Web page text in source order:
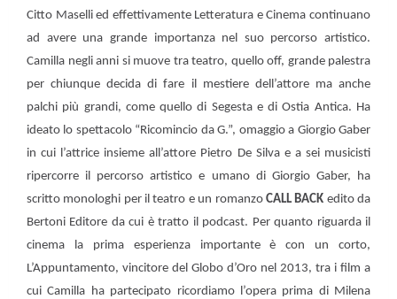
Citto Maselli ed effettivamente Letteratura e Cinema continuano
ad avere una grande importanza nel suo percorso artistico.
Camilla negli anni si muove tra teatro, quello off, grande palestra
per chiunque decida di fare il mestiere dell’attore ma anche
palchi più grandi, come quello di Segesta e di Ostia Antica. Ha
ideato lo spettacolo “Ricomincio da G.”, omaggio a Giorgio Gaber
in cui l’attrice insieme all’attore Pietro De Silva e a sei musicisti
ripercorre il percorso artistico e umano di Giorgio Gaber, ha
scritto monologhi per il teatro e un romanzo CALL BACK edito da
Bertoni Editore da cui è tratto il podcast. Per quanto riguarda il
cinema la prima esperienza importante è con un corto,
L’Appuntamento, vincitore del Globo d’Oro nel 2013, tra i film a
cui Camilla ha partecipato ricordiamo l’opera prima di Milena